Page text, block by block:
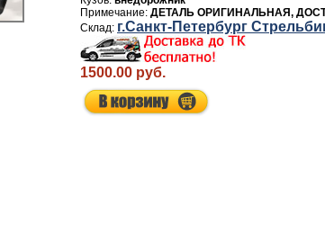
ДЕТАЛЬ ОРИГИНАЛЬНАЯ,
г.Санкт-Петербург
1500.00 руб.